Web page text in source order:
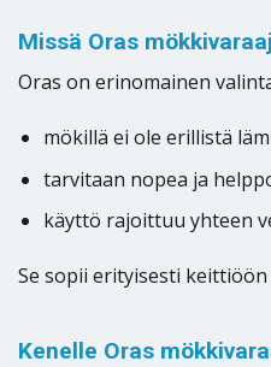
Missä Oras
Oras on erinomainen
mökillä ei ole erillistä
tarvitaan nopea ja
käyttö rajoittuu yhteen
Se sopii erityisesti
Kenelle Oras